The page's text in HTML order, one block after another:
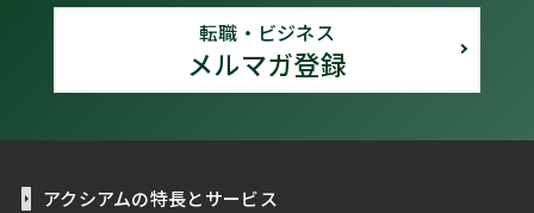
転職・ビジネス
メルマガ登録
アクシアムの特長とサービス